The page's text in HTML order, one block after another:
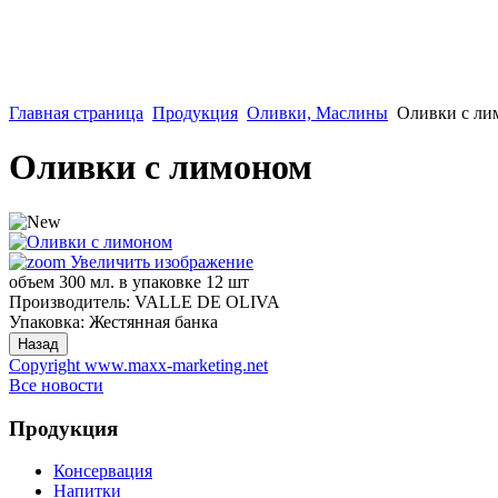
Главная страница Продукция Оливки, Маслины Оливки с
Оливки с лимоном
Увеличить изображение
объем 300 мл. в упаковке 12 шт
Производитель: VALLE DE OLIVA
Упаковка: Жестянная банка
Copyright www.maxx-marketing.net
Все новости
Продукция
Консервация
Напитки